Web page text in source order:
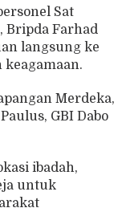
Sat
Bripda Farhad
langsung ke
Merdeka,
GBI Dabo
ibadah,
untuk